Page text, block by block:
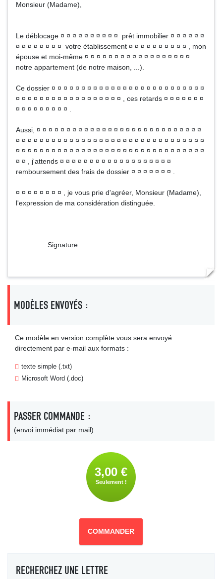
Monsieur (Madame),
Le déblocage ¤ ¤ ¤ ¤ ¤ ¤ ¤ ¤ ¤ ¤ prêt immobilier ¤ ¤ ¤ ¤ ¤ ¤
¤ ¤ ¤ ¤ ¤ ¤ ¤ ¤ votre établissement ¤ ¤ ¤ ¤ ¤ ¤ ¤ ¤ ¤ ¤ , mon
épouse et moi-même ¤ ¤ ¤ ¤ ¤ ¤ ¤ ¤ ¤ ¤ ¤ ¤ ¤ ¤ ¤ ¤ ¤ ¤
notre appartement (de notre maison, ...).
Ce dossier ¤ ¤ ¤ ¤ ¤ ¤ ¤ ¤ ¤ ¤ ¤ ¤ ¤ ¤ ¤ ¤ ¤ ¤ ¤ ¤ ¤ ¤ ¤ ¤ ¤ ¤
¤ ¤ ¤ ¤ ¤ ¤ ¤ ¤ ¤ ¤ ¤ ¤ ¤ ¤ ¤ ¤ ¤ ¤ , ces retards ¤ ¤ ¤ ¤ ¤ ¤ ¤
¤ ¤ ¤ ¤ ¤ ¤ ¤ ¤ ¤ .
Aussi, ¤ ¤ ¤ ¤ ¤ ¤ ¤ ¤ ¤ ¤ ¤ ¤ ¤ ¤ ¤ ¤ ¤ ¤ ¤ ¤ ¤ ¤ ¤ ¤ ¤ ¤ ¤ ¤
¤ ¤ ¤ ¤ ¤ ¤ ¤ ¤ ¤ ¤ ¤ ¤ ¤ ¤ ¤ ¤ ¤ ¤ ¤ ¤ ¤ ¤ ¤ ¤ ¤ ¤ ¤ ¤ ¤ ¤ ¤ ¤
¤ ¤ ¤ ¤ ¤ ¤ ¤ ¤ ¤ ¤ ¤ ¤ ¤ ¤ ¤ ¤ ¤ ¤ ¤ ¤ ¤ ¤ ¤ ¤ ¤ ¤ ¤ ¤ ¤ ¤ ¤ ¤
¤ ¤ , j'attends ¤ ¤ ¤ ¤ ¤ ¤ ¤ ¤ ¤ ¤ ¤ ¤ ¤ ¤ ¤ ¤ ¤ ¤ ¤
remboursement des frais de dossier ¤ ¤ ¤ ¤ ¤ ¤ ¤ .
¤ ¤ ¤ ¤ ¤ ¤ ¤ ¤ , je vous prie d'agréer, Monsieur (Madame),
l'expression de ma considération distinguée.
Signature
MODÈLES ENVOYÉS :
Ce modèle en version complète vous sera envoyé
directement par e-mail aux formats :
texte simple (.txt)
Microsoft Word (.doc)
PASSER COMMANDE :
(envoi immédiat par mail)
3,00 €
Seulement !
COMMANDER
RECHERCHEZ UNE LETTRE